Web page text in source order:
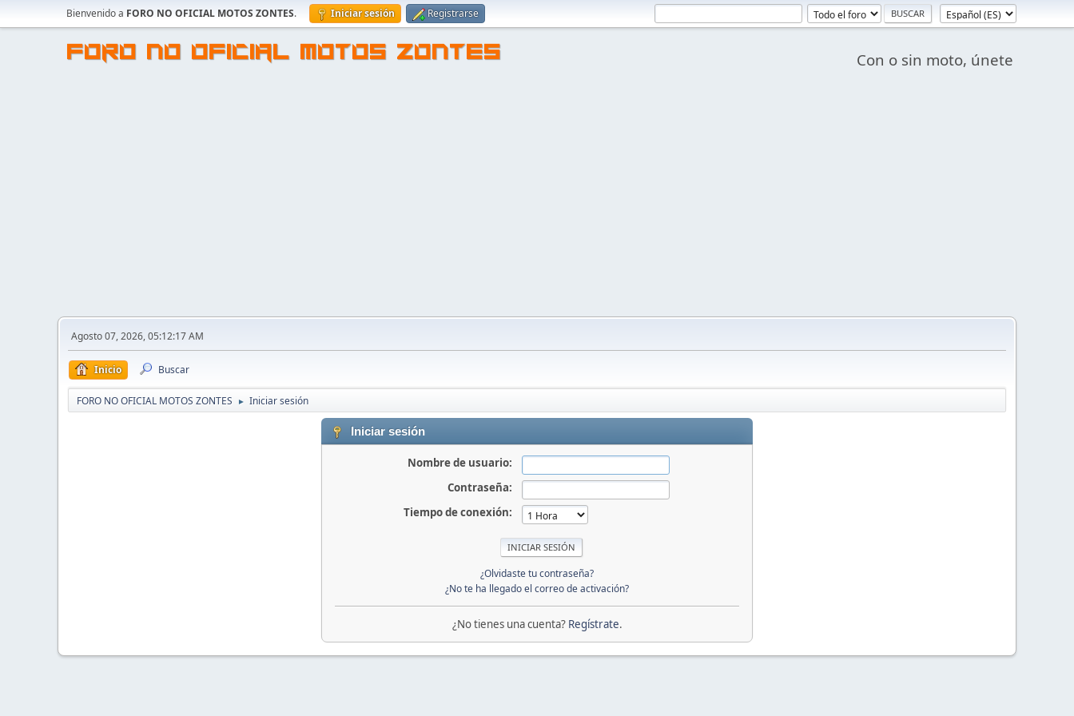
Bienvenido a FORO NO OFICIAL MOTOS ZONTES. Iniciar sesión Registrarse
FORO NO OFICIAL MOTOS ZONTES Con o sin moto, únete
Agosto 07, 2026, 05:12:17 AM
Inicio Buscar
FORO NO OFICIAL MOTOS ZONTES ► Iniciar sesión
Iniciar sesión
Nombre de usuario:
Contraseña:
Tiempo de conexión:
¿Olvidaste tu contraseña?
¿No te ha llegado el correo de activación?
¿No tienes una cuenta? Regístrate.